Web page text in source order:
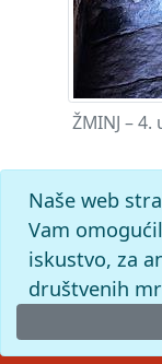
ŽMINJ –
Citiranje:
Žminj.
Istarska
Leksikografski
7.8.2026.
Naše web
Vam
iskustvo, za
društvenih
© 2026